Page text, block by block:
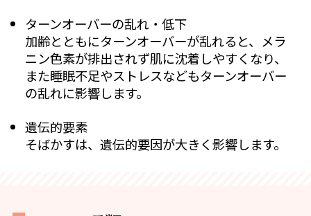
ターンオーバーの乱れ・低下
加齢とともにターンオーバーが乱れると、メラ
ニン色素が排出されず肌に沈着しやすくなり、
また睡眠不足やストレスなどもターンオーバー
の乱れに影響します。
遺伝的要素
そばかすは、遺伝的要因が大きく影響します。